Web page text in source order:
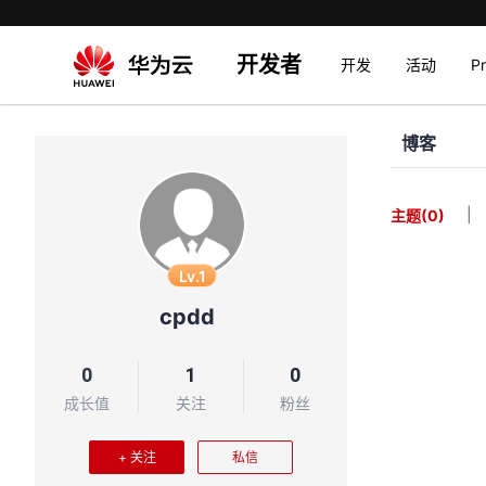
开发者 开发 活动
Lv.1
cpdd
0
成长值
1
关注
0
粉丝
+ 关注 私信
博客
主题(0)